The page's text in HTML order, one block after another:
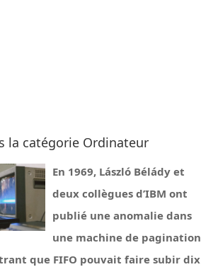
la catégorie Ordinateur
En 1969, László Bélády et
deux collègues d’IBM ont
publié une anomalie dans
une machine de pagination
que FIFO pouvait faire subir dix